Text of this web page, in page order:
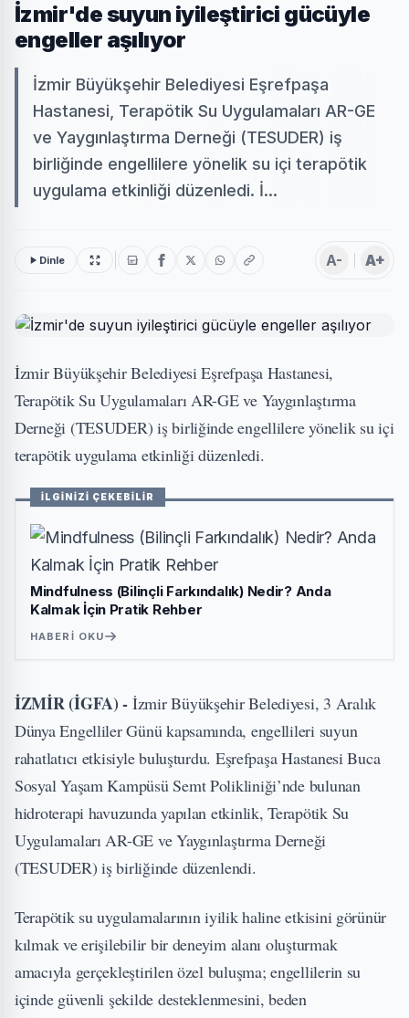
İzmir'de suyun iyileştirici gücüyle
engeller aşılıyor
İzmir Büyükşehir Belediyesi Eşrefpaşa
Hastanesi, Terapötik Su Uygulamaları AR-GE
ve Yaygınlaştırma Derneği (TESUDER) iş
birliğinde engellilere yönelik su içi terapötik
uygulama etkinliği düzenledi. İ...
Dinle A- A+
İzmir Büyükşehir Belediyesi Eşrefpaşa Hastanesi,
Terapötik Su Uygulamaları AR-GE ve Yaygınlaştırma
Derneği (TESUDER) iş birliğinde engellilere yönelik su içi
terapötik uygulama etkinliği düzenledi.
İLGİNİZİ ÇEKEBİLİR
Mindfulness (Bilinçli Farkındalık) Nedir? Anda
Kalmak İçin Pratik Rehber
HABERI OKU
İZMİR (İGFA) - İzmir Büyükşehir Belediyesi, 3 Aralık
Dünya Engelliler Günü kapsamında, engellileri suyun
rahatlatıcı etkisiyle buluşturdu. Eşrefpaşa Hastanesi Buca
Sosyal Yaşam Kampüsü Semt Polikliniği’nde bulunan
hidroterapi havuzunda yapılan etkinlik, Terapötik Su
Uygulamaları AR-GE ve Yaygınlaştırma Derneği
(TESUDER) iş birliğinde düzenlendi.
Terapötik su uygulamalarının iyilik haline etkisini görünür
kılmak ve erişilebilir bir deneyim alanı oluşturmak
amacıyla gerçekleştirilen özel buluşma; engellilerin su
içinde güvenli şekilde desteklenmesini, beden